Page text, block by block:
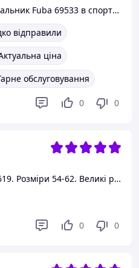
Молодіжний відрядний купальник Fuba 69533 в спортивному стилі. Розміри 38-46. 44, Чорний
відправили
ціна
обслуговування
0 0
Жіночий купальник Fuba 0619. Розміри 54-62. Великі розміри.
0 0